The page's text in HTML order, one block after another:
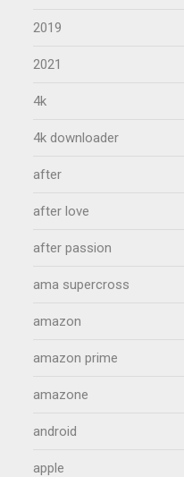
2019
2021
4k
4k downloader
after
after love
after passion
ama supercross
amazon
amazon prime
amazone
android
apple